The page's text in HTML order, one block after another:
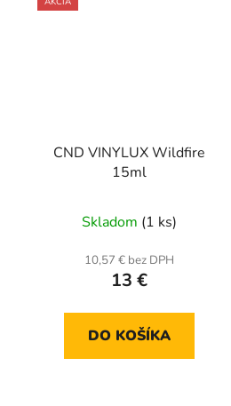
CND VINYLUX Wildfire
15ml
Skladom (1 ks)
10,57 € bez DPH
13 €
DO KOŠÍKA